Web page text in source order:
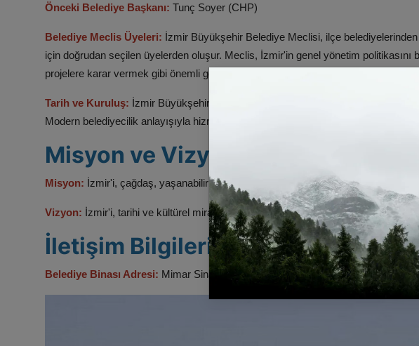
Önceki Belediye Başkanı: Tunç Soyer (CHP)​
Belediye Meclis Üyeleri: İzmir Büyükşehir Belediye Meclisi, ilçe
için doğrudan seçilen üyelerden oluşur. Meclis, İzmir'in genel yönetim
projelere karar vermek gibi önemli görevleri üstlenir.​
Tarih ve Kuruluş: İzmir Büyükşehir Belediyesi, Türkiye'nin en eski
Modern belediyecilik anlayışıyla hizmet vermektedir.​
Misyon ve Vizyon
Misyon: İzmir'i, çağdaş, yaşanabilir ve sürdürülebilir bir şehir haline getirmek.​
Vizyon: İzmir'i, tarihi ve kültürel mirasını koruyarak, yenilikçi çözümlerle dünya
İletişim Bilgileri
Belediye Binası Adresi: Mimar Sinan Mahallesi 9 Eylül Meydanı No:9/1